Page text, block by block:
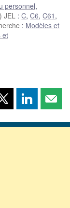
personnel,
JEL :C,C6,C61 ,
: Modèles et
et
Partager
page
Partager
page page